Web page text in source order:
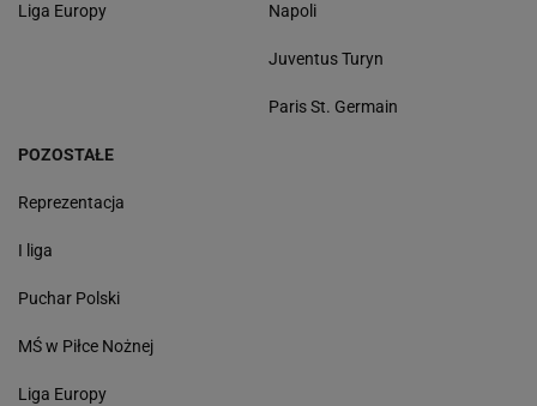
Liga Europy Napoli
Juventus Turyn
Paris St. Germain
POZOSTAŁE
Reprezentacja
I liga
Puchar Polski
MŚ w Piłce Nożnej
Liga Europy